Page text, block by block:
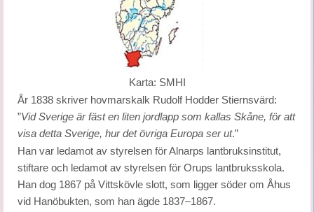
Karta: SMHI
År 1838 skriver hovmarskalk Rudolf Hodder Stiernsvärd:
”Vid Sverige är fäst en liten jordlapp som kallas Skåne, för att
visa detta Sverige, hur det övriga Europa ser ut.”
Han var ledamot av styrelsen för Alnarps lantbruksinstitut,
stiftare och ledamot av styrelsen för Orups lantbruksskola.
Han dog 1867 på Vittskövle slott, som ligger söder om Åhus
vid Hanöbukten, som han ägde 1837–1867.